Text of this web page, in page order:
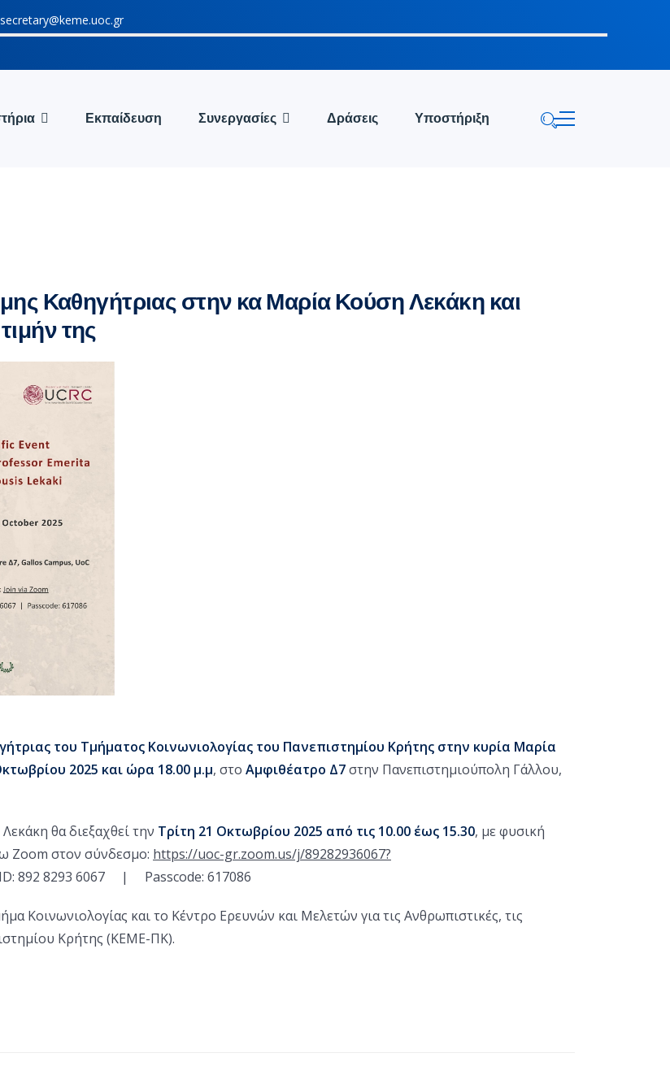
secretary@keme.uoc.gr
Εκπαίδευση Συνεργασίες Δράσεις Υποστήριξη
Καθηγήτριας στην κα Μαρία Κούση Λεκάκη και
της
του Τμήματος Κοινωνιολογίας του Πανεπιστημίου Κρήτης στην κυρία Μαρία
2025 και ώρα 18.00 μ.μ, στο Αμφιθέατρο Δ7στην Πανεπιστημιούπολη Γάλλου,
θα διεξαχθεί την Τρίτη 21 Οκτωβρίου 2025 από τις 10.00 έως 15.30, με φυσική
Zoom στον σύνδεσμο: https://uoc-gr.zoom.us/j/89282936067?
892 8293 6067 | Passcode: 617086
Κοινωνιολογίας και το Κέντρο Ερευνών και Μελετών για τις Ανθρωπιστικές, τις
Κρήτης (ΚΕΜΕ-ΠΚ).